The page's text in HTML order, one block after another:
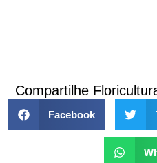
Compartilhe
Facebook